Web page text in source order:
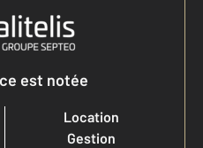
est notée
Location
Gestion